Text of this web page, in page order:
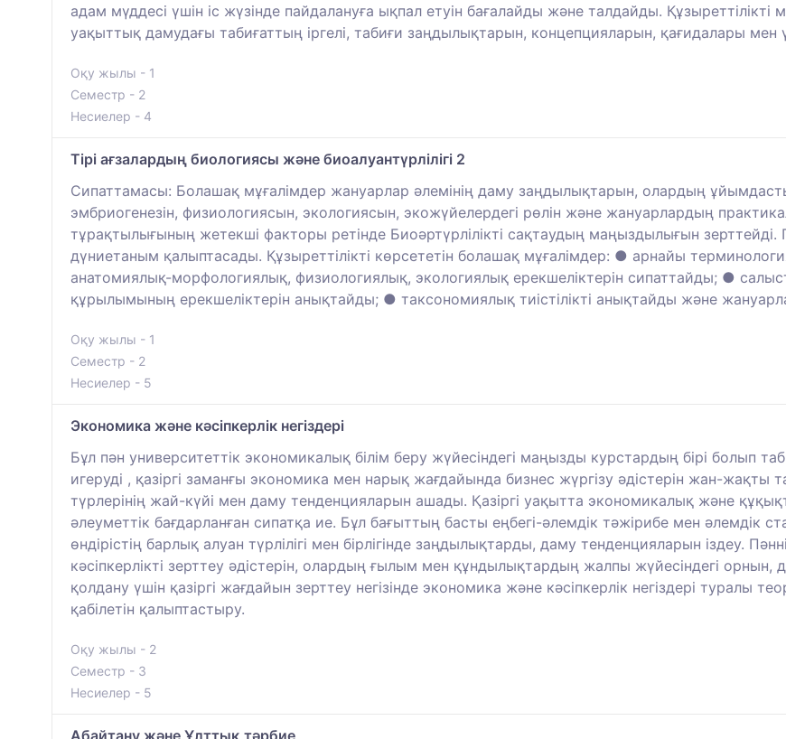
адам мүддесі үшін іс жүзінде пайдалануға ықпал етуін бағалайды және талдайды. Құзыреттілікті
уақыттық дамудағы табиғаттың іргелі, табиғи заңдылықтарын, концепцияларын, қағидалары мен
Оқу жылы - 1
Семестр - 2
Несиелер - 4
Тірі ағзалардың биологиясы және биоалуантүрлілігі 2
Сипаттамасы: Болашақ мұғалімдер жануарлар әлемінің даму заңдылықтарын, олардың
эмбриогенезін, физиологиясын, экологиясын, экожүйелердегі рөлін және жануарлардың
тұрақтылығының жетекші факторы ретінде Биоәртүрлілікті сақтаудың маңыздылығын
дүниетаным қалыптасады. Құзыреттілікті көрсететін болашақ мұғалімдер: ● арнайы
анатомиялық-морфологиялық, физиологиялық, экологиялық ерекшеліктерін сипаттайды; ●
құрылымының ерекшеліктерін анықтайды; ● таксономиялық тиістілікті анықтайды және
Оқу жылы - 1
Семестр - 2
Несиелер - 5
Экономика және кәсіпкерлік негіздері
Бұл пән университеттік экономикалық білім беру жүйесіндегі маңызды курстардың бірі болып
игеруді , қазіргі заманғы экономика мен нарық жағдайында бизнес жүргізу әдістерін жан-
түрлерінің жай-күйі мен даму тенденцияларын ашады. Қазіргі уақытта экономикалық және
әлеуметтік бағдарланған сипатқа ие. Бұл бағыттың басты еңбегі-әлемдік тәжірибе мен әлемдік
өндірістің барлық алуан түрлілігі мен бірлігінде заңдылықтарды, даму тенденцияларын іздеу.
кәсіпкерлікті зерттеу әдістерін, олардың ғылым мен құндылықтардың жалпы жүйесіндегі орнын,
қолдану үшін қазіргі жағдайын зерттеу негізінде экономика және кәсіпкерлік негіздері туралы
қабілетін қалыптастыру.
Оқу жылы - 2
Семестр - 3
Несиелер - 5
Абайтану және Ұлттық тәрбие